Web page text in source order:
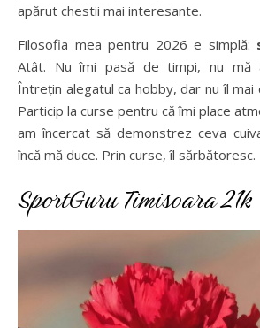
apărut chestii mai interesante.
Filosofia mea pentru 2026 e simplă:
Atât. Nu îmi pasă de timpi, nu mă
Întrețin alegatul ca hobby, dar nu îl mai
Particip la curse pentru că îmi place
am încercat să demonstrez ceva
încă mă duce. Prin curse, îl sărbătoresc.
SportGuru Timisoara 21k